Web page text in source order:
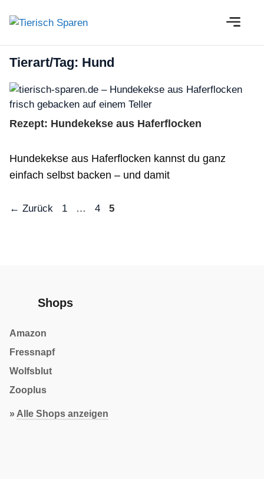
Inhalt
Tierart/Tag: Hund
Rezept: Hundekekse aus Haferflocken
Hundekekse aus Haferflocken kannst du ganz
einfach selbst backen – und damit
← Zurück Seite
1 … Seite
4 Seite
5
Shops
Amazon
Fressnapf
Wolfsblut
Zooplus
» Alle Shops anzeigen